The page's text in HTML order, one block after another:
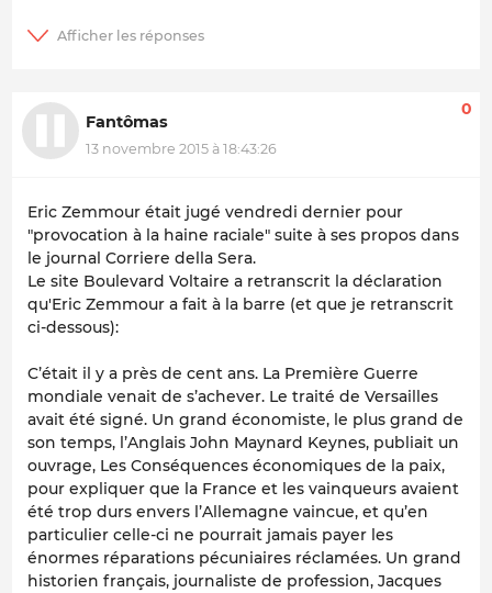
Fantômas
13 novembre 2015 à 18:43:26
0
Eric Zemmour était jugé vendredi dernier pour
"provocation à la haine raciale" suite à ses propos dans
le journal Corriere della Sera.
Le site Boulevard Voltaire a retranscrit la déclaration
qu'Eric Zemmour a fait à la barre (et que je retranscrit
ci-dessous):
C’était il y a près de cent ans. La Première Guerre
mondiale venait de s’achever. Le traité de Versailles
avait été signé. Un grand économiste, le plus grand de
son temps, l’Anglais John Maynard Keynes, publiait un
ouvrage, Les Conséquences économiques de la paix,
pour expliquer que la France et les vainqueurs avaient
été trop durs envers l’Allemagne vaincue, et qu’en
particulier celle-ci ne pourrait jamais payer les
énormes réparations pécuniaires réclamées. Un grand
historien français, journaliste de profession, Jacques